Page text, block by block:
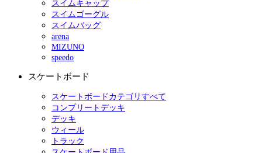
スイムキャップ
スイムゴーグル
スイムバッグ
arena
MIZUNO
speedo
スケートボード
スケートボードカテゴリすべて
コンプリートデッキ
デッキ
ウィール
トラック